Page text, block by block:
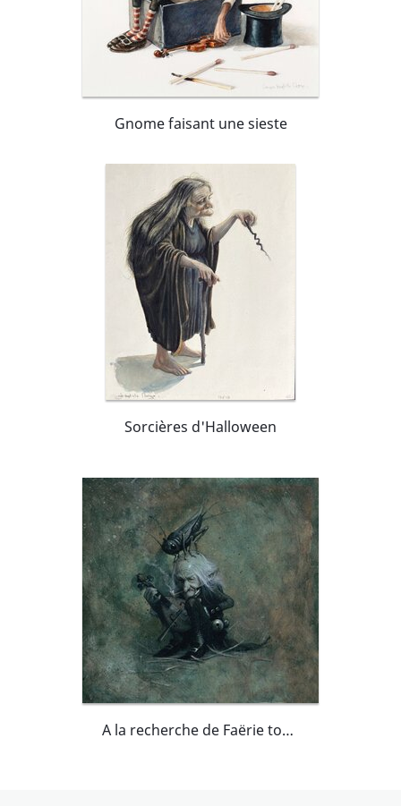
Gnome faisant une sieste
Sorcières d'Halloween
A la recherche de Faërie tome II - Grillon